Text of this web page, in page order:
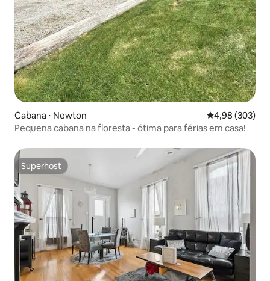
Cabana ⋅ Newton 4,98 de uma
4,98 (303)
Pequena cabana na floresta - ótima para férias em casa!
Superhost
Superhost